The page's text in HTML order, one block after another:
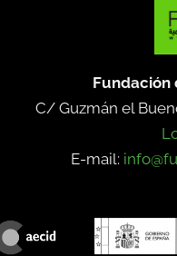
Fundación
C/ Guzmán el
E-mail: